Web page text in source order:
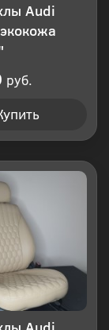
Audi
руб.